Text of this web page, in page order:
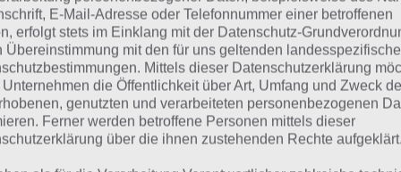
kannst, haben wir hier die entsprechende Übersicht
Bilder 1 Wort musst du anhand von Bildern die
Dies ist teilweise gar nicht so einfach
Aus diesem Grund präsentieren wir für das tägliche
E-Mail-Adresse oder Telefonnummer einer betroffenen
erfolgt stets im Einklang mit der Datenschutz-
Übereinstimmung mit den für uns geltenden
Mittels dieser Datenschutzerklärung
Unternehmen die Öffentlichkeit über Art, Umfang und Zweck
genutzten und verarbeiteten personenbezogenen
Ferner werden betroffene Personen mittels dieser
über die ihnen zustehenden Rechte aufgeklärt.